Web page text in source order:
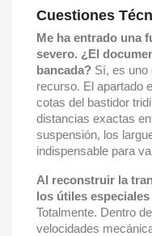
Cuestiones
Me ha entrado una
severo. ¿El
bancada? Sí, es uno
recurso. El apartado
cotas del bastidor
distancias exactas
suspensión, los
indispensable para
Al reconstruir la
los útiles
Totalmente. Dentro
velocidades